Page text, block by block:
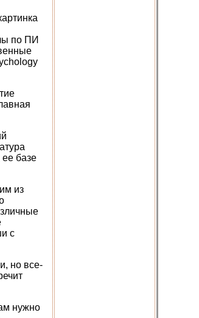
по ПИ
базе
из
с
но все-
нужно